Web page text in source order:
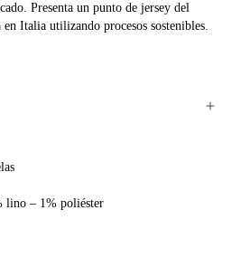
Presenta un punto de jersey del
Italia utilizando procesos sostenibles.
lino – 1% poliéster